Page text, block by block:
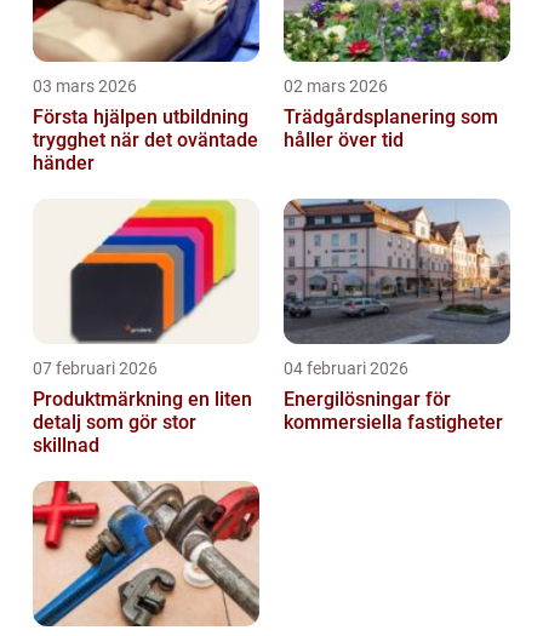
03 mars 2026
Första hjälpen utbildning
trygghet när det oväntade
händer
02 mars 2026
Trädgårdsplanering som
håller över tid
07 februari 2026
Produktmärkning en liten
detalj som gör stor
skillnad
04 februari 2026
Energilösningar för
kommersiella fastigheter